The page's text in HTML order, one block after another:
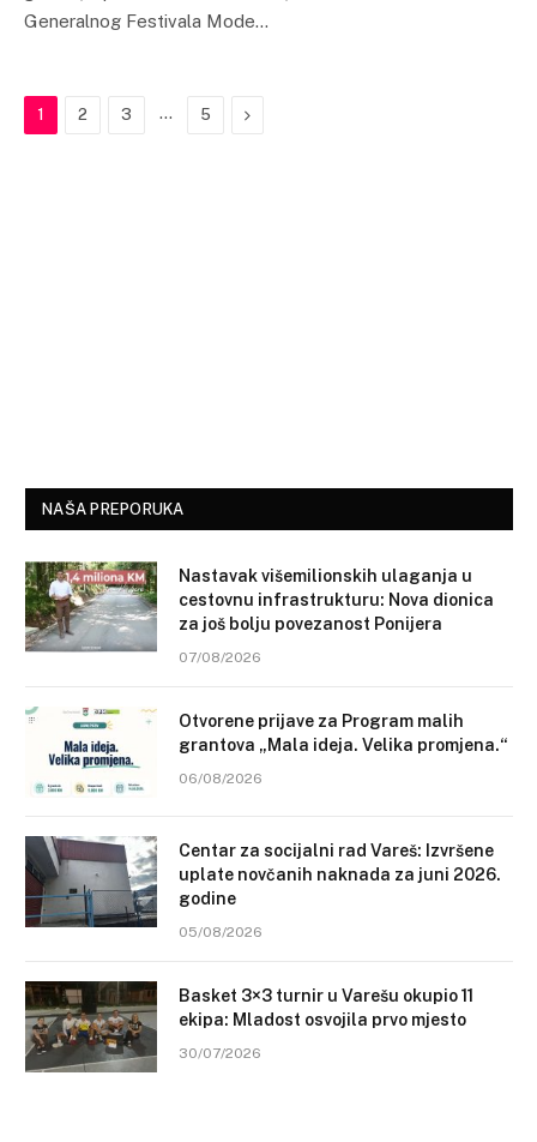
Generalnog Festivala Mode…
1 2 3 … 5 Next
NAŠA PREPORUKA
Nastavak višemilionskih ulaganja u
cestovnu infrastrukturu: Nova dionica
za još bolju povezanost Ponijera
07/08/2026
Otvorene prijave za Program malih
grantova „Mala ideja. Velika promjena.“
06/08/2026
Centar za socijalni rad Vareš: Izvršene
uplate novčanih naknada za juni 2026.
godine
05/08/2026
Basket 3×3 turnir u Varešu okupio 11
ekipa: Mladost osvojila prvo mjesto
30/07/2026